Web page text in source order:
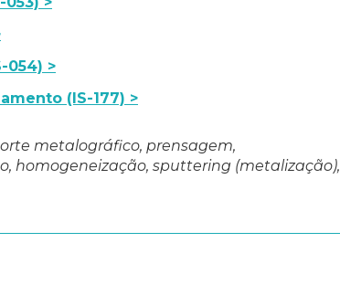
054) >
(IS-177) >
metalográfico, prensagem,
homogeneização, sputtering (metalização),